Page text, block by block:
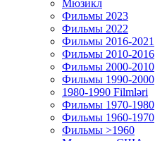
Мюзикл
Фильмы 2023
Фильмы 2022
Фильмы 2016-2021
Фильмы 2010-2016
Фильмы 2000-2010
Фильмы 1990-2000
1980-1990 Filmləri
Фильмы 1970-1980
Фильмы 1960-1970
Фильмы >1960